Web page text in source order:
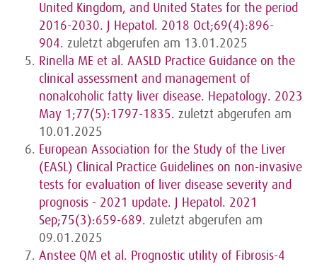
United Kingdom, and United States for the period
2016-2030. J Hepatol. 2018 Oct;69(4):896-
904. zuletzt abgerufen am 13.01.2025
Rinella ME et al. AASLD Practice Guidance on the
clinical assessment and management of
nonalcoholic fatty liver disease. Hepatology. 2023
May 1;77(5):1797-1835. zuletzt abgerufen am
10.01.2025
European Association for the Study of the Liver
(EASL) Clinical Practice Guidelines on non-invasive
tests for evaluation of liver disease severity and
prognosis - 2021 update. J Hepatol. 2021
Sep;75(3):659-689. zuletzt abgerufen am
09.01.2025
Anstee QM et al. Prognostic utility of Fibrosis-4